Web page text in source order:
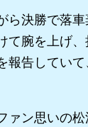
ら決勝で落
て腕を上げ
報告してい
ン思いの松